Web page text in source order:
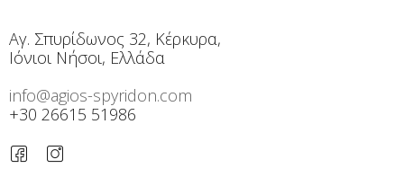
Αγ. Σπυρίδωνος 32, Κέρκυρα,
Ιόνιοι Νήσοι, Ελλάδα
info@agios-spyridon.com
+30 26615 51986